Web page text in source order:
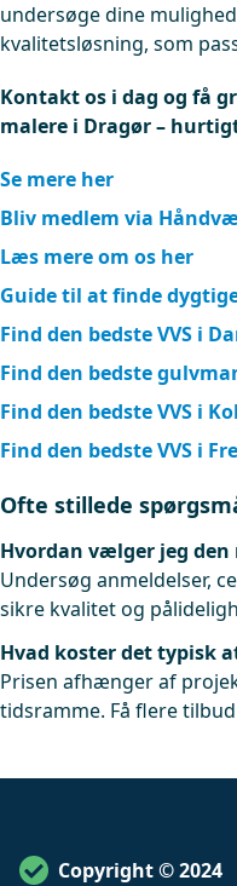
undersøge dine
kvalitetsløsning, som
Kontakt os i dag og få
malere i Dragør –
Se mere her
Bliv medlem via
Læs mere om os her
Guide til at finde
Find den bedste VVS i
Find den bedste
Find den bedste VVS i
Find den bedste VVS i
Ofte stillede
Hvordan vælger jeg
Undersøg anmeldelser,
sikre kvalitet og
Hvad koster det typisk
Prisen afhænger af
tidsramme. Få flere
Copyright © 2024